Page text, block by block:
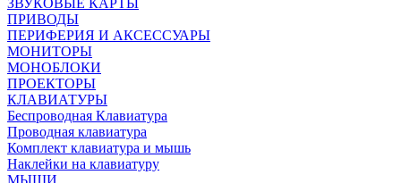
ЗВУКОВЫЕ КАРТЫ
ПРИВОДЫ
ПЕРИФЕРИЯ И АКСЕССУАРЫ
МОНИТОРЫ
МОНОБЛОКИ
ПРОЕКТОРЫ
КЛАВИАТУРЫ
Беспроводная Клавиатура
Проводная клавиатура
Комплект клавиатура и мышь
Наклейки на клавиатуру
МЫШИ